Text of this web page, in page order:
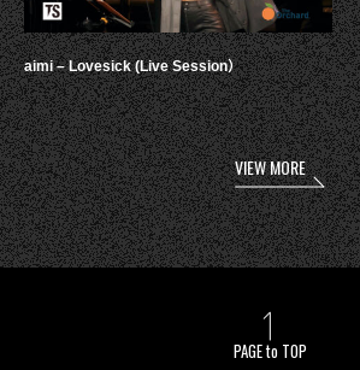
aimi – Lovesick (Live Session）
VIEW MORE
PAGE to TOP